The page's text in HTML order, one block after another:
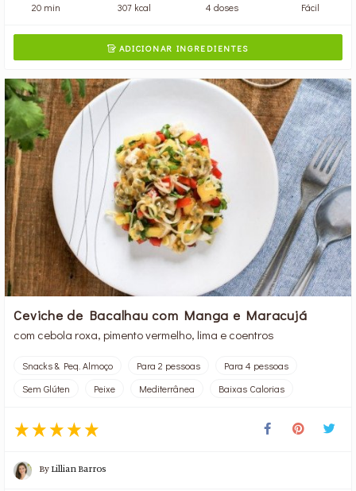
20 min 307 kcal 4 doses Fácil
ADICIONAR INGREDIENTES
Ceviche de Bacalhau com Manga e Maracujá
com cebola roxa, pimento vermelho, lima e coentros
Snacks & Peq. Almoço Para 2 pessoas
Para 4 pessoas
Sem Glúten
Peixe Mediterrânea Baixas Calorias
By Lillian Barros